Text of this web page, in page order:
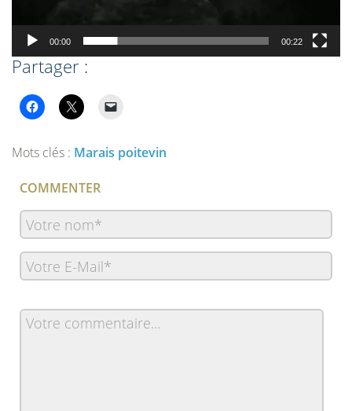
00:00 00:22
Partager :
Mots clés : Marais poitevin
COMMENTER